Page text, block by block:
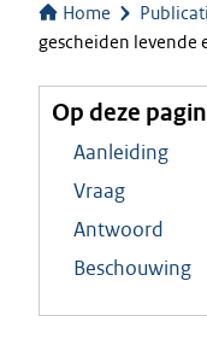
Home
gescheiden levende
Op deze
Aanleiding
Vraag
Antwoord
Beschouwing